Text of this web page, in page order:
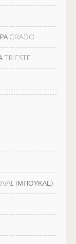
GRADO
(ΜΠΟΥΚΛΕ)